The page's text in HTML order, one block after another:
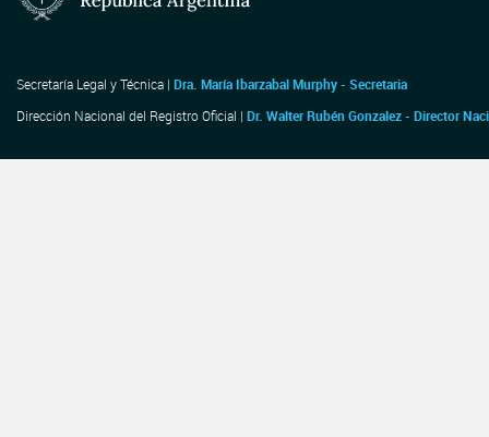
Secretaría Legal y Técnica | Dra. María Ibarzabal Murphy - Secretaria
Dirección Nacional del Registro Oficial | Dr. Walter Rubén Gonzalez - Director